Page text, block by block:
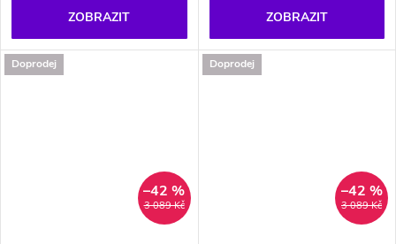
ZOBRAZIT ZOBRAZIT
Doprodej
3 089 Kč
–42 %
Doprodej
3 089 Kč
–42 %